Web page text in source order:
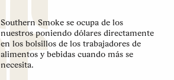
Southern Smoke se ocupa de los
nuestros poniendo dólares directamente
en los bolsillos de los trabajadores de
alimentos y bebidas cuando más se
necesita.